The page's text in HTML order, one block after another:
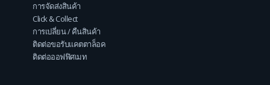
การจัดส่งสินค้า
Click & Collect
การเปลี่ยน / คืนสินค้า
ติดต่อขอรับแคตตาล็อค
ติดต่อออฟฟิศเมท